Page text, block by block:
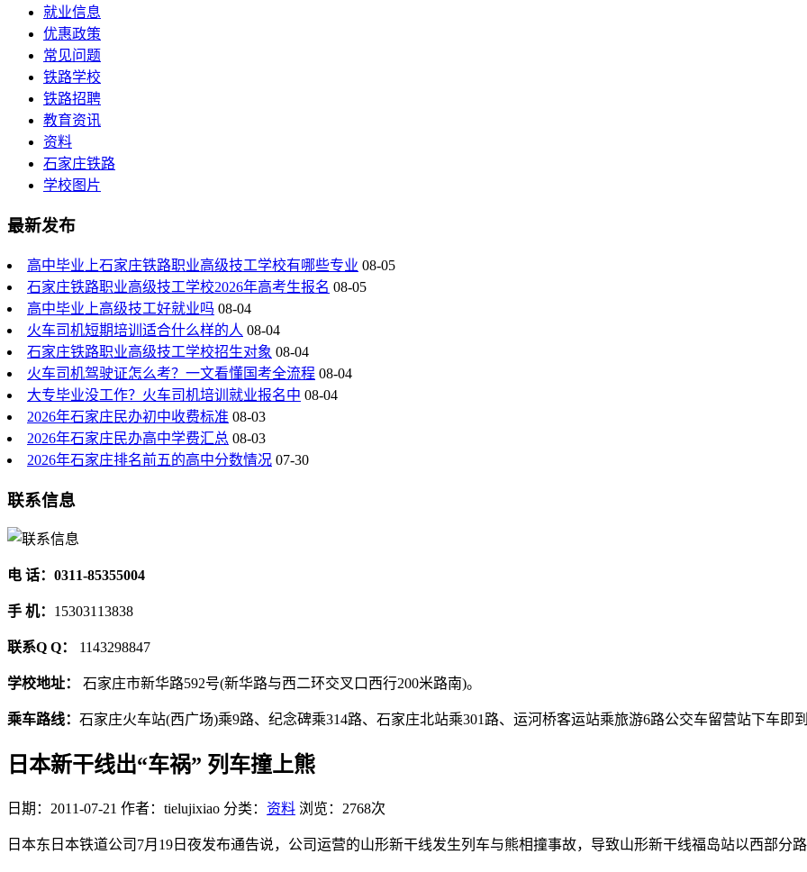
就业信息
优惠政策
常见问题
铁路学校
铁路招聘
教育资讯
资料
石家庄铁路
学校图片
最新发布
高中毕业上石家庄铁路职业高级技工学校有哪些专业 08-05
石家庄铁路职业高级技工学校2026年高考生报名 08-05
高中毕业上高级技工好就业吗 08-04
火车司机短期培训适合什么样的人 08-04
石家庄铁路职业高级技工学校招生对象 08-04
火车司机驾驶证怎么考？一文看懂国考全流程 08-04
大专毕业没工作？火车司机培训就业报名中 08-04
2026年石家庄民办初中收费标准 08-03
2026年石家庄民办高中学费汇总 08-03
2026年石家庄排名前五的高中分数情况 07-30
联系信息
电 话：0311-85355004
手 机： 15303113838
联系Q Q： 1143298847
学校地址： 石家庄市新华路592号(新华路与西二环交叉口西行200米路南)。
乘车路线： 石家庄火车站(西广场)乘9路、纪念碑乘314路、石家庄北站乘301路、运河桥客运站乘旅游6路公交车留营站下车即到
日本新干线出“车祸” 列车撞上熊
日期：2011-07-21 作者：tielujixiao 分类： 资料 浏览：2768次
日本东日本铁道公司7月19日夜发布通告说，公司运营的山形新干线发生列车与熊相撞事故，导致山形新干线福岛站以西部分路